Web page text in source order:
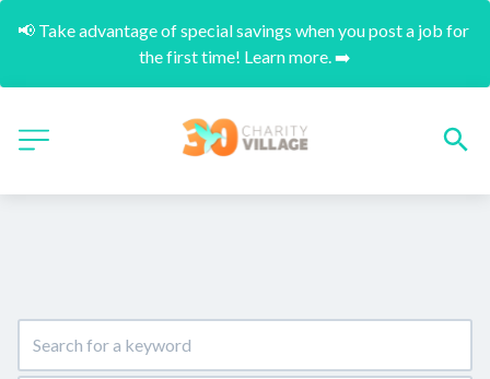
📢 Take advantage of special savings when you post a job for
the first time! Learn more. ➡️